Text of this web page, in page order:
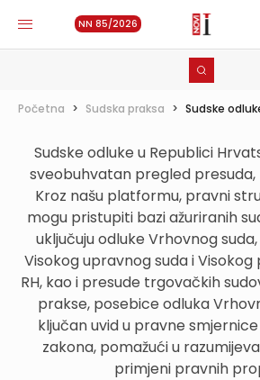
NN 85/2026
Početna > Sudska praksa > Sudske
Sudske odluke u Republici
sveobuhvatan pregled presuda,
Kroz našu platformu, pravni
mogu pristupiti bazi ažuriranih
uključuju odluke Vrhovnog
Visokog upravnog suda i
RH, kao i presude trgovačkih
prakse, posebice odluka
ključan uvid u pravne
zakona, pomažući u
primjeni pravnih